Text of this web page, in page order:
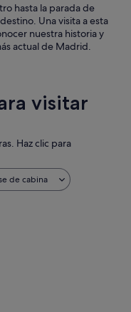
hasta la parada de
Una visita a esta
nuestra historia y
actual de Madrid.
visitar
Haz clic para
de cabina